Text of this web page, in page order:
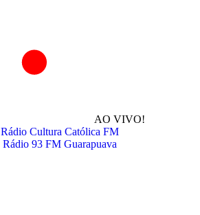
AO VIVO!
Rádio Cultura Católica FM
Rádio 93 FM Guarapuava